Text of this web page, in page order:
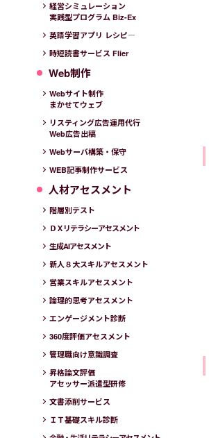
経営シミュレーション
実践型プログラム Biz-Ex
英語学習アプリ レシピ―
時短読書サービス Flier
Web制作
Webサイト制作
まかせてウェブ
リスティング広告運用代行
Web広告出稿
Webサーバ構築・保守
WEB記事制作サービス
人材アセスメント
階層別テスト
ＤＸリテラシーアセスメント
生成AIアセスメント
新人８大スキルアセスメント
営業スキルアセスメント
論理的思考アセスメント
エンゲージメント診断
360度評価アセスメント
管理職向け意識調査
昇格論文評価
アセッサー派遣型研修
文書添削サービス
ＩＴ基礎スキル診断